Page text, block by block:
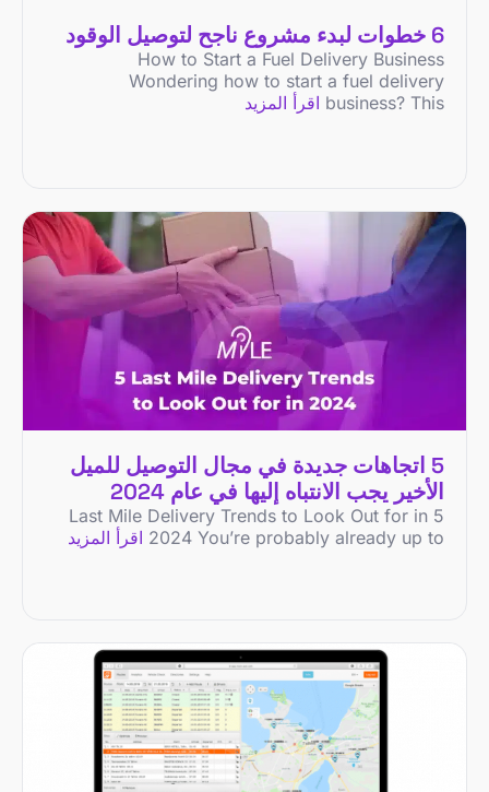
6 خطوات لبدء مشروع ناجح لتوصيل الوقود
How to Start a Fuel Delivery Business
Wondering how to start a fuel delivery
business? This اقرأ المزيد
5 اتجاهات جديدة في مجال التوصيل للميل
الأخير يجب الانتباه إليها في عام 2024
5 Last Mile Delivery Trends to Look Out for in
2024 You’re probably already up to اقرأ المزيد